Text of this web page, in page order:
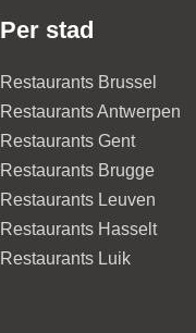
Per stad
Restaurants Brussel
Restaurants Antwerpen
Restaurants Gent
Restaurants Brugge
Restaurants Leuven
Restaurants Hasselt
Restaurants Luik